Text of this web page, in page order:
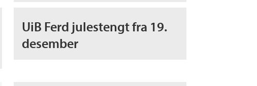
UiB Ferd julestengt fra 19.
desember